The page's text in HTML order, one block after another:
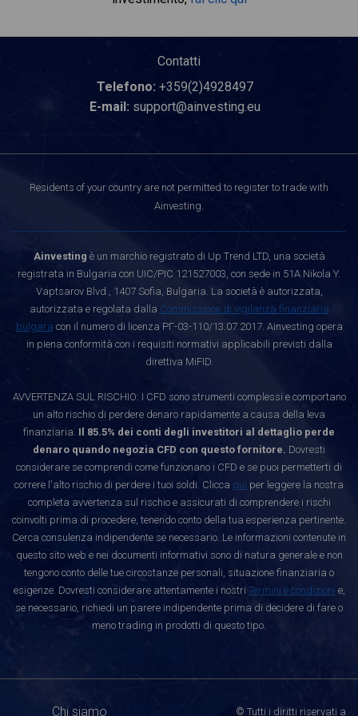
Contatti
Telefono: +359(2)4928497
E-mail: support@ainvesting.eu
Residents of your country are not permitted to register to trade with
Ainvesting.
Ainvesting è un marchio registrato di Up Trend LTD, una società
registrata in Bulgaria con UIC/PIC 121527003, con sede in 51A Nikola Y.
Vaptsarov Blvd., 1407 Sofia, Bulgaria. La società è autorizzata,
autorizzata e regolata dalla Commissione di vigilanza finanziaria
bulgara con il numero di licenza РГ-03-110/13.07.2017. Ainvesting opera
in piena conformità con i requisiti normativi applicabili previsti dalla
direttiva MiFID.
AVVERTENZA SUL RISCHIO: I CFD sono strumenti complessi e comportano
un alto rischio di perdere denaro rapidamente a causa della leva
finanziaria. Il 85.5% dei conti degli investitori al dettaglio perde
denaro quando negozia CFD con questo fornitore. Dovresti
considerare se comprendi come funzionano i CFD e se puoi permetterti di
correre l'alto rischio di perdere i tuoi soldi. Clicca qui per leggere la nostra
completa avvertenza sul rischio e assicurati di comprendere i rischi
coinvolti prima di procedere, tenendo conto della tua esperienza pertinente.
Cerca consulenza indipendente se necessario. Le informazioni contenute in
questo sito web e nei documenti informativi sono di natura generale e non
tengono conto delle tue circostanze personali, situazione finanziaria o
esigenze. Dovresti considerare attentamente i nostri Termini e condizioni e,
se necessario, richiedi un parere indipendente prima di decidere di fare o
meno trading in prodotti di questo tipo.
Chi siamo © Tutti i diritti riservati a